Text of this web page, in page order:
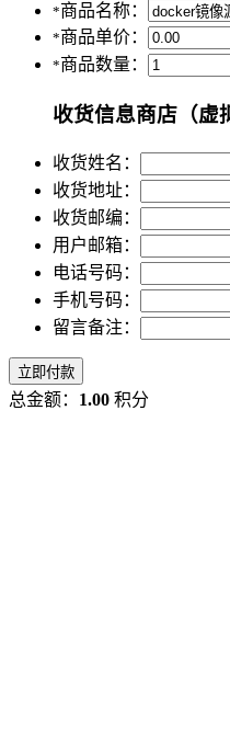
*商品名称：
*商品单价：
*商品数量：
收货信息商店（虚
收货姓名：
收货地址：
收货邮编：
用户邮箱：
电话号码：
手机号码：
留言备注：
立即付款
总金额： 1.00 积分